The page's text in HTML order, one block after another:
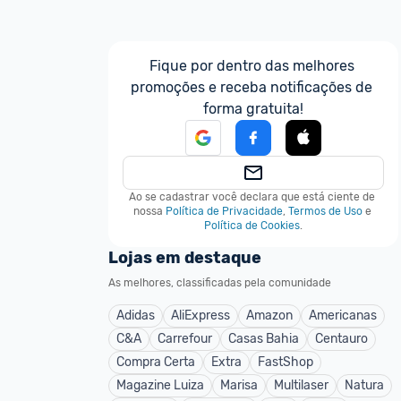
Fique por dentro das melhores
promoções e receba notificações de
forma gratuita!
Ao se cadastrar você declara que está ciente de
nossa Política de Privacidade, Termos de Uso e
Política de Cookies.
Lojas em destaque
As melhores, classificadas pela comunidade
Adidas AliExpress Amazon
Americanas
C&A
Carrefour Casas Bahia
Centauro
Compra Certa
Extra
FastShop
Magazine Luiza
Marisa Multilaser
Natura